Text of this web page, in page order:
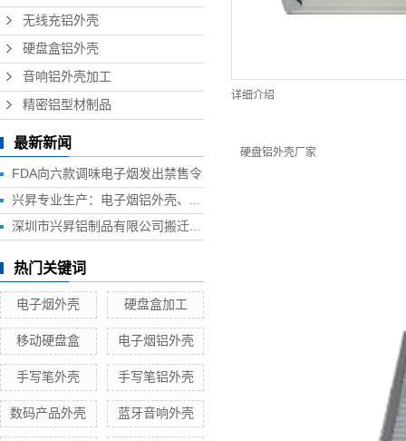
无线充铝外壳
硬盘盒铝外壳
音响铝外壳加工
精密铝型材制品
最新新闻
FDA向六款调味电子烟发出禁售令
兴昇专业生产：电子烟铝外壳、电子烟外壳、HUB铝外壳、移动电源外壳、无线充铝外壳等铝制品外壳
深圳市兴昇铝制品有限公司搬迁联络函
热门关键词
电子烟外壳 硬盘盒加工
移动硬盘盒 电子烟铝外壳
手写笔外壳 手写笔铝外壳
数码产品外壳 蓝牙音响外壳
详细介绍
硬盘铝外壳厂家